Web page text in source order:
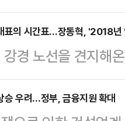
해 나타나고 있다.
의 시선이 곱지 않
하다는 분석에서
땅치 않아서다. 당
당 이미지 쇄신에
표의 시간표…장동혁, '2018년
경 노선을 견지해
는 가운데, 당대표
는 당대표의 존재
승 우려…정부, 금융지원 확대